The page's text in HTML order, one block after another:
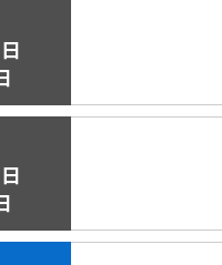
日
日